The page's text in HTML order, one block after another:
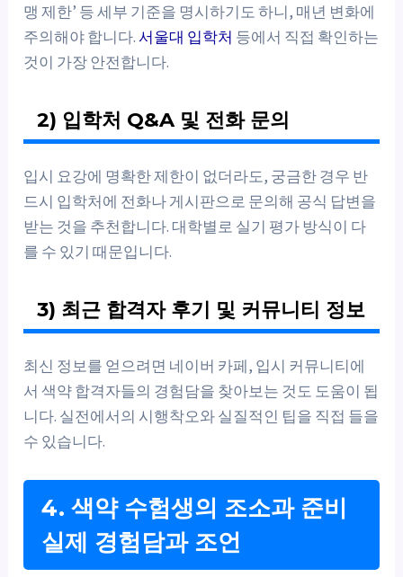
맹 제한’ 등 세부 기준을 명시하기도 하니, 매년 변화에
주의해야 합니다. 서울대 입학처 등에서 직접 확인하는
것이 가장 안전합니다.
2) 입학처 Q&A 및 전화 문의
입시 요강에 명확한 제한이 없더라도, 궁금한 경우 반
드시 입학처에 전화나 게시판으로 문의해 공식 답변을
받는 것을 추천합니다. 대학별로 실기 평가 방식이 다
를 수 있기 때문입니다.
3) 최근 합격자 후기 및 커뮤니티 정보
최신 정보를 얻으려면 네이버 카페, 입시 커뮤니티에
서 색약 합격자들의 경험담을 찾아보는 것도 도움이 됩
니다. 실전에서의 시행착오와 실질적인 팁을 직접 들을
수 있습니다.
4. 색약 수험생의 조소과 준비
실제 경험담과 조언